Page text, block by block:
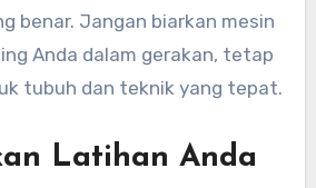
benar. Jangan biarkan mesin
Anda dalam gerakan, tetap
tubuh dan teknik yang tepat.
Latihan Anda